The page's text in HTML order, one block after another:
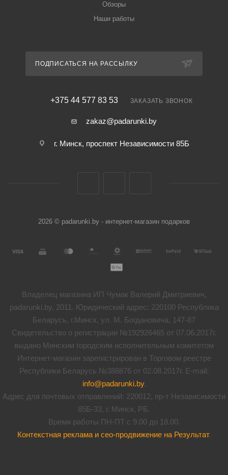
Обзоры
Наши работы
ПОДПИСАТЬСЯ НА РАССЫЛКУ
+375 44 577 83 53 ЗАКАЗАТЬ ЗВОНОК
zakaz@padarunki.by
г. Минск, проспект Независимости 85Б
2026 © padarunki.by - интернет-магазин подарков
Владелец магазина ИП Чумак Валерий Дмитриевич,
padarunki.by, 2011. Юридический адрес: 220100 Республика
Беларусь, г.Минск, ул. М. Богдановича, 147-87
Свидетельство о регистрации №192926465 от 07.06.2017г.
выдано Минским городским исполнительным комитетом
Интернет-магазин зарегистрирован в Торговом реестре
Республики Беларусь №388876 от 02.08.2017г. E-mail:
info@padarunki.by.
Адрес для почтовых отправлений: 220012, пр-т Независимости
85Б-33, г. Минск, РБ.
Время работы ПН-ПТ с 9.00 до 18.00.
Контекстная реклама и сео-продвижение на Результат.